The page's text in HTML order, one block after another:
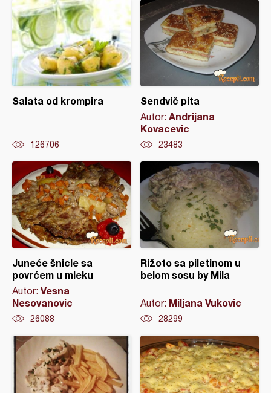
Salata od krompira
126706
Sendvič pita
Autor: Andrijana
Kovacevic
23483
Juneće šnicle sa
povrćem u mleku
Autor: Vesna
Nesovanovic
26088
Rižoto sa piletinom u
belom sosu by Mila
Autor: Miljana Vukovic
28299